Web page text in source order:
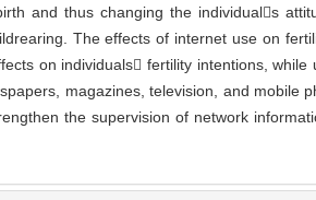
and thus changing the individuals
The effects of internet use on
on individuals fertility intentions,
magazines, television, and mobile
the supervision of network